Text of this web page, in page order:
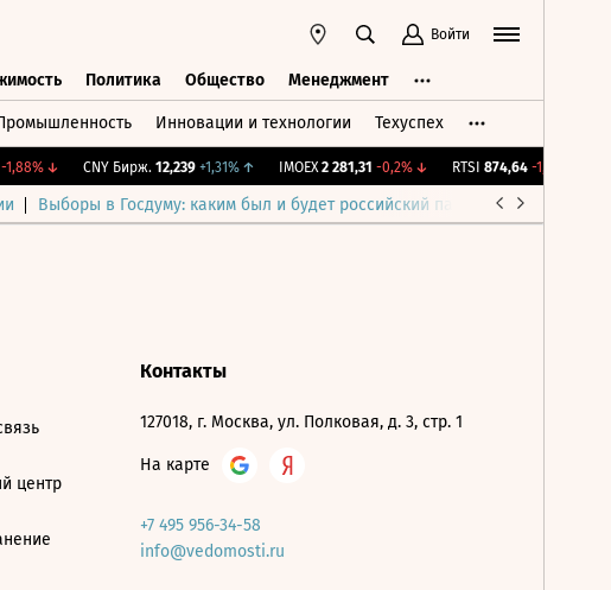
Войти
Политика Общество Менеджмент
Инновации и технологии Техуспех
↓ CNY Бирж. 12,239 +1,31%↑ IMOEX 2 281,31 -0,2%↓ RTSI 874,64 -1,12%
Выборы в Госдуму: каким был и будет российский парламент
центр
Контакты
127018, г. Москва, ул. Полковая, д. 3, стр. 1
На карте
+7 495 956-34-58
info@vedomosti.ru